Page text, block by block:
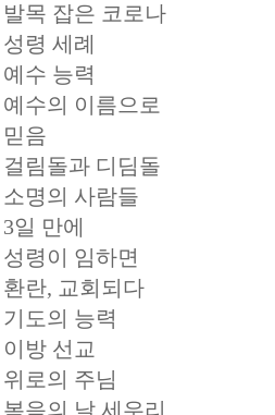
발목 잡은 코로나
성령 세례
예수 능력
예수의 이름으로
믿음
걸림돌과 디딤돌
소명의 사람들
3일 만에
성령이 임하면
환란, 교회되다
기도의 능력
이방 선교
위로의 주님
복음의 날 세우리